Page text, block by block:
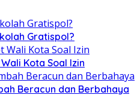
Gratispol?
Kota Soal Izin
Beracun dan Berbahaya